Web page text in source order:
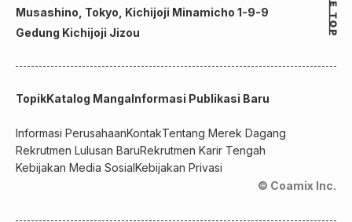
Musashino, Tokyo, Kichijoji Minamicho 1-9-9
Gedung Kichijoji Jizou
TopikKatalog MangaInformasi Publikasi Baru
Informasi PerusahaanKontakTentang Merek Dagang
Rekrutmen Lulusan BaruRekrutmen Karir Tengah
Kebijakan Media SosialKebijakan Privasi
© Coamix Inc.